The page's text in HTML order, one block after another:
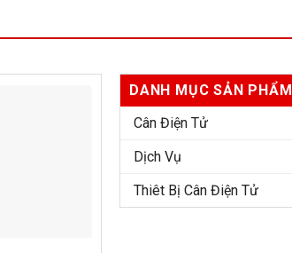
DANH MỤC SẢN PHẨM
Cân Điện Tử
Dịch Vụ
Thiêt Bị Cân Điện Tử